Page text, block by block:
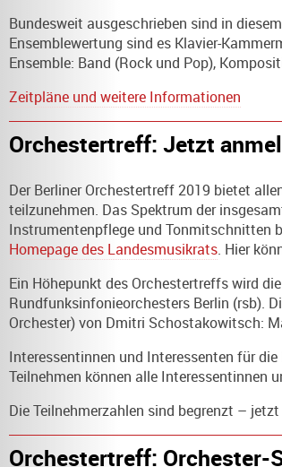
Bundesweit ausgeschrieben sind in
Ensemblewertung sind es Klavier-
Ensemble: Band (Rock und Pop),
Zeitpläne und weitere Informationen
Orchestertreff: Jetzt
Der Berliner Orchestertreff 2019 bietet
teilzunehmen. Das Spektrum der
Instrumentenpflege und Tonmitschnitten
Homepage des Landesmusikrats. Hier
Ein Höhepunkt des Orchestertreffs wird
Rundfunksinfonieorchesters Berlin (rsb).
Orchester) von Dmitri Schostakowitsch:
Interessentinnen und Interessenten für
Teilnehmen können alle Interessentinnen
Die Teilnehmerzahlen sind begrenzt –
Orchestertreff: